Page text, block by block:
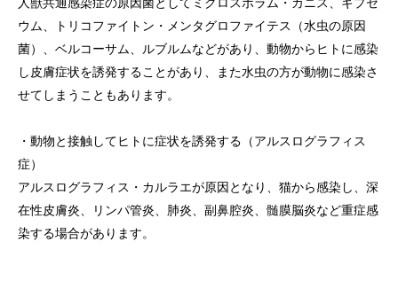
ウム、トリコファイトン・メンタグロファイテス（水虫の原因
菌）、ベルコーサム、ルブルムなどがあり、動物からヒトに感染
し皮膚症状を誘発することがあり、また水虫の方が動物に感染さ
せてしまうこともあります。
・動物と接触してヒトに症状を誘発する（アルスログラフィス
症）
アルスログラフィス・カルラエが原因となり、猫から感染し、深
在性皮膚炎、リンパ管炎、肺炎、副鼻腔炎、髄膜脳炎など重症感
染する場合があります。